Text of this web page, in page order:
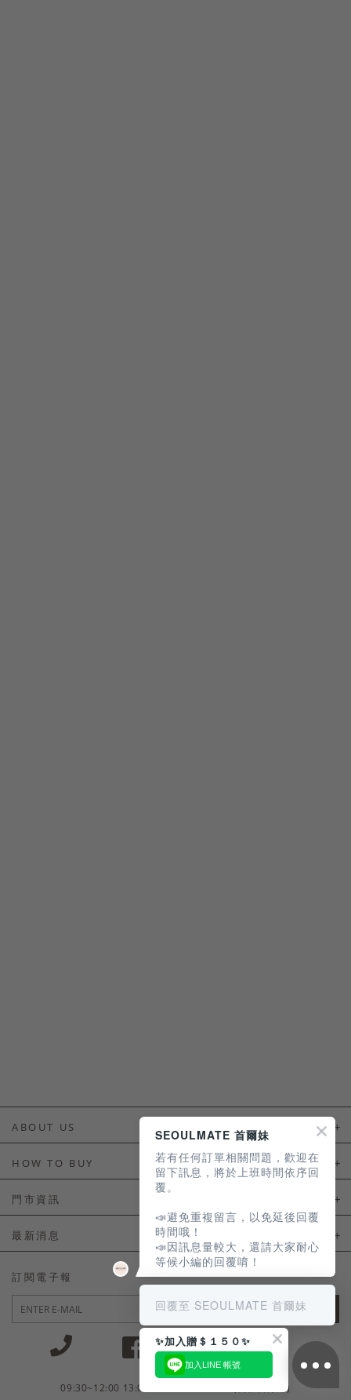
ABOUT US
HOW TO BUY
如何購買
會員常見問題
訂單常見問題
商品售後服務
電子發票
門市資訊
門市資訊
最新消息
LINE官方會員活動
訂閱電子報
JOIN
09:30~12:00 13:00~18:30 / Mon - Fri(例假日除外)
SEOULMATE 首爾妹
若有任何訂單相關問題，歡迎在
留下訊息，將於上班時間依序回
覆。
📣避免重複留言，以免延後回覆
時間哦！
📣因訊息量較大，還請大家耐心
等候小編的回覆唷！
回覆至 SEOULMATE 首爾妹
✨加入贈＄１５０✨
加入LINE 帳號